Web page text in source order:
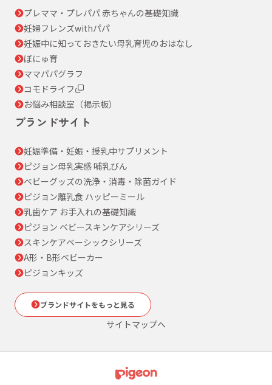
プレママ・プレパパ 赤ちゃんの基礎知識
妊婦フレンズwithパパ
妊娠中に知っておきたい母乳育児のおはなし
ぼにゅ育
ママパパグラフ
コモドライフ
お悩み相談室（掲示板）
ブランドサイト
妊娠準備・妊娠・授乳中サプリメント
ピジョン母乳実感 哺乳びん
ベビーグッズの洗浄・消毒・除菌ガイド
ピジョン離乳食 ハッピーミール
乳歯ケア お手入れの基礎知識
ピジョン ベビースキンケアシリーズ
スキンケアベーシックシリーズ
A形・B形ベビーカー
ピジョンキッズ
ブランドサイトをもっと見る
サイトマップへ